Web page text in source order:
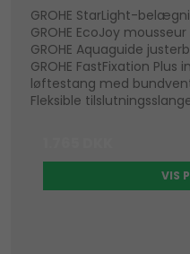
GROHE StarLight-
GROHE EcoJoy
GROHE Aquaguide
GROHE FastFixation
løftestang med
Fleksible
VIS